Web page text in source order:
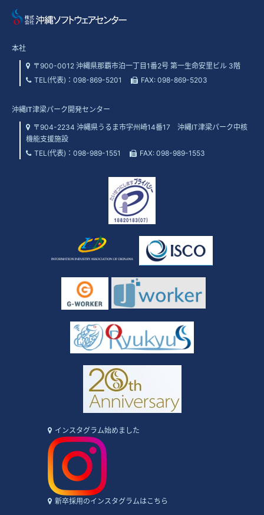
本社
〒900-0012 沖縄県那覇市泊一丁目1番2号 第一生命安里ビル 3階
TEL(代表)： 098-869-5201 FAX: 098-869-5203
沖縄IT津梁パーク開発センター
〒904-2234 沖縄県うるま市字州崎14番17 沖縄IT津梁パーク中核
機能支援施設
TEL(代表)： 098-989-1551 FAX: 098-989-1553
インスタグラム始めました
新卒採用のインスタグラムはこちら